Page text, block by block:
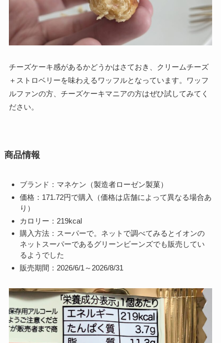
チーズケーキ感があるかどうかはさておき、クリームチーズ
＋ストロベリーを味わえるワッフルとなっています。ワッフ
ルファンの方、チーズケーキマニアの方はぜひ試してみてく
ださい。
商品情報
ブランド：マネケン（製造者ローゼン製菓）
価格：171.72円で購入（価格は店舗によって異なる場合あ
り）
カロリー：219kcal
購入方法：スーパーで。ネットで調べてみるとイオンの
ネットスーパーであるグリーンビーンズでも販売してい
るようでした
販売期間：2026/6/1～2026/8/31